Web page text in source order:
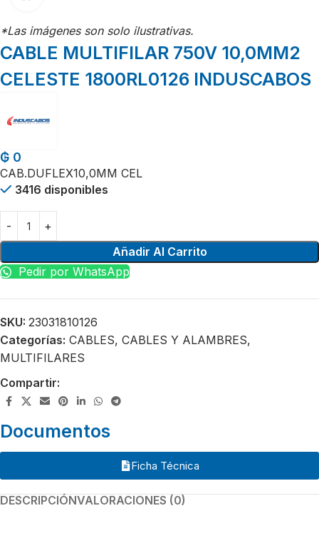
*Las imágenes son solo ilustrativas.
CABLE MULTIFILAR 750V 10,0MM2
CELESTE 1800RL0126 INDUSCABOS
₲ 0
CAB.DUFLEX10,0MM CEL
3416 disponibles
Añadir Al Carrito
Pedir por WhatsApp
SKU: 23031810126
Categorías: CABLES, CABLES Y ALAMBRES,
MULTIFILARES
Compartir:
Documentos
Ficha Técnica
DESCRIPCIÓNVALORACIONES (0)